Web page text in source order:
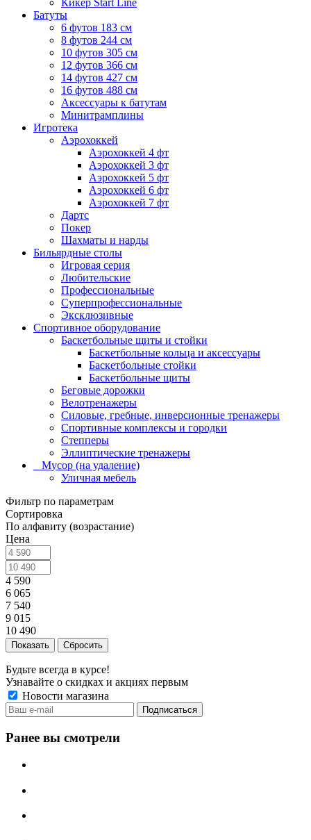
Кикер Start Line
Батуты
6 футов 183 см
8 футов 244 см
10 футов 305 см
12 футов 366 см
14 футов 427 см
16 футов 488 см
Аксессуары к батутам
Минитрамплины
Игротека
Аэрохоккей
Аэрохоккей 4 фт
Аэрохоккей 3 фт
Аэрохоккей 5 фт
Аэрохоккей 6 фт
Аэрохоккей 7 фт
Дартс
Покер
Шахматы и нарды
Бильярдные столы
Игровая серия
Любительские
Профессиональные
Суперпрофессиональные
Эксклюзивные
Спортивное оборудование
Баскетбольные щиты и стойки
Баскетбольные кольца и аксессуары
Баскетбольные стойки
Баскетбольные щиты
Беговые дорожки
Велотренажеры
Силовые, гребные, инверсионные тренажеры
Спортивные комплексы и городки
Степперы
Эллиптические тренажеры
_ Мусор (на удаление)
Уличная мебель
Фильтр по параметрам
Сортировка
По алфавиту (возрастание)
Цена
4 590
6 065
7 540
9 015
10 490
Сбросить
Будьте всегда в курсе!
Узнавайте о скидках и акциях первым
Новости магазина
Ранее вы смотрели